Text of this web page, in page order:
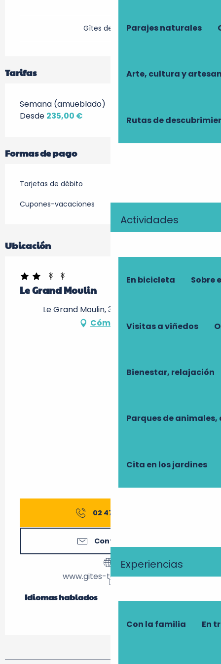
Parajes naturales
Arte, cultura y
Rutas de
Actividades
En bicicleta Sobre
Visitas a viñedos
Bienestar, relajación
Parques de
Cita en los jardines
Experiencias
Con la familia En
Gîtes de France
Tarifas
Semana (amueblado)
Desde 235,00 €
Formas de pago
Tarjetas de débito
Cupones-vacaciones
Ubicación
Le Grand Moulin
Le Grand Moulin, 37250 Montbazon
Cómo llegar
02 47 27 56
Contáctenos
www.gites-touraine.com
Idiomas hablados
Idiomas hablados